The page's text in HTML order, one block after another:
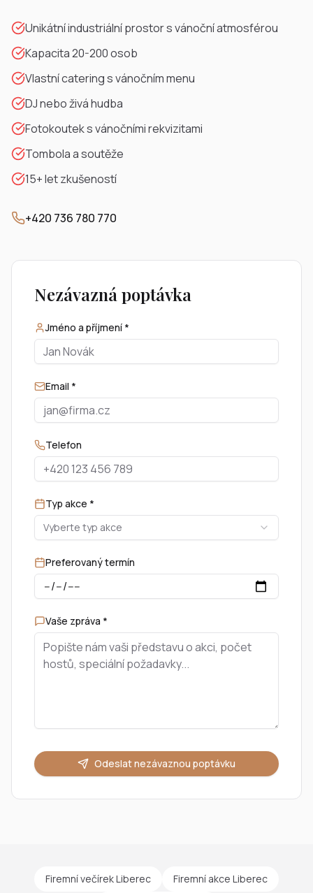
Unikátní industriální prostor s vánoční atmosférou
Kapacita 20-200 osob
Vlastní catering s vánočním menu
DJ nebo živá hudba
Fotokoutek s vánočními rekvizitami
Tombola a soutěže
15+ let zkušeností
+420 736 780 770
Nezávazná poptávka
Jméno a příjmení *
Email *
Telefon
Typ akce *
Vyberte typ akce
Preferovaný termín
Vaše zpráva *
Odeslat nezávaznou poptávku
Firemní večírek Liberec
Firemní akce Liberec